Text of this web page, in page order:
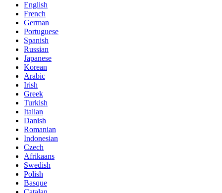
English
French
German
Portuguese
Spanish
Russian
Japanese
Korean
Arabic
Irish
Greek
Turkish
Italian
Danish
Romanian
Indonesian
Czech
Afrikaans
Swedish
Polish
Basque